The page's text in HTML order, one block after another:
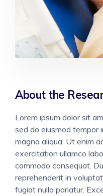
About the
Lorem ipsum dolor sit
sed do eiusmod tempor
magna aliqua. Ut enim
exercitation ullamco
commodo consequat.
reprehenderit in
fugiat nulla pariatur.